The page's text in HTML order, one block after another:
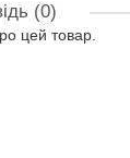
(0)
цей товар.